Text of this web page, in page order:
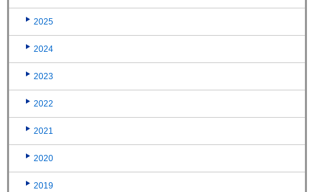
2025
2024
2023
2022
2021
2020
2019